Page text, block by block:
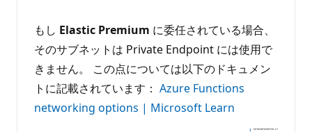
もし Elastic Premium に委任されている場合、
そのサブネットは Private Endpoint には使用で
きません。 この点については以下のドキュメン
トに記載されています： Azure Functions
networking options | Microsoft Learn